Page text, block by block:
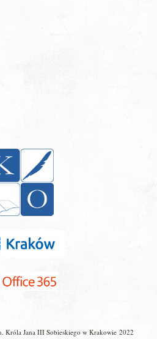
Króla Jana III Sobieskiego w Krakowie 2022